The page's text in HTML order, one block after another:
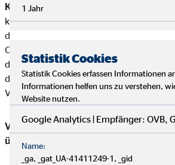
Kundengelder / Zuwendungen
keine Kundengelder
den Kunden an die jeweiligen
Christoph Moschitz erhält von den
die Produktvermittlung eine Vergütung
die einbehalten werden darf. Diese ist in
Versicherungsprämie einkalkuliert.
Vermittler-Registerstelle, bei der sich
überprüfen lassen:
1 Jahr
Statistik Cookies
Statistik Cookies erfassen Informationen
Informationen helfen uns zu verstehen,
Website nutzen.
Google Analytics | Empfänger: OVB,
Name:
_ga, _gat_UA-41411249-1, _gid